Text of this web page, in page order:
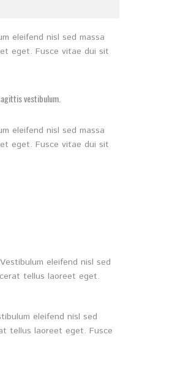
eleifend nisl sed massa
eget. Fusce vitae dui sit
vestibulum.
eleifend nisl sed massa
eget. Fusce vitae dui sit
eleifend nisl sed
tellus laoreet eget.
eleifend nisl sed
tellus laoreet eget. Fusce